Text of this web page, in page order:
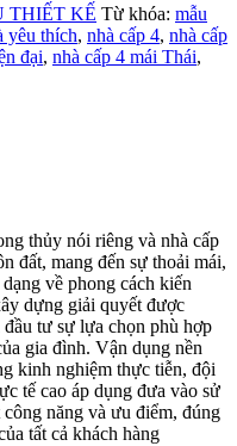
THIẾT KẾ Từ khóa: mẫu
yêu thích, nhà cấp 4, nhà cấp
đại, nhà cấp 4 mái Thái,
thủy nói riêng và nhà cấp
đất, mang đến sự thoải mái,
về phong cách kiến
dựng giải quyết được
tư sự lựa chọn phù hợp
gia đình. Vận dụng nền
kinh nghiệm thực tiễn, đội
tế cao áp dụng đưa vào sử
năng và ưu điểm, đúng
tất cả khách hàng